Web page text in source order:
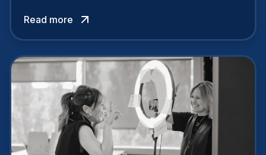
solid and positive employer brand are clear, you
cannot simply wave a magic wand for it to be
Read more